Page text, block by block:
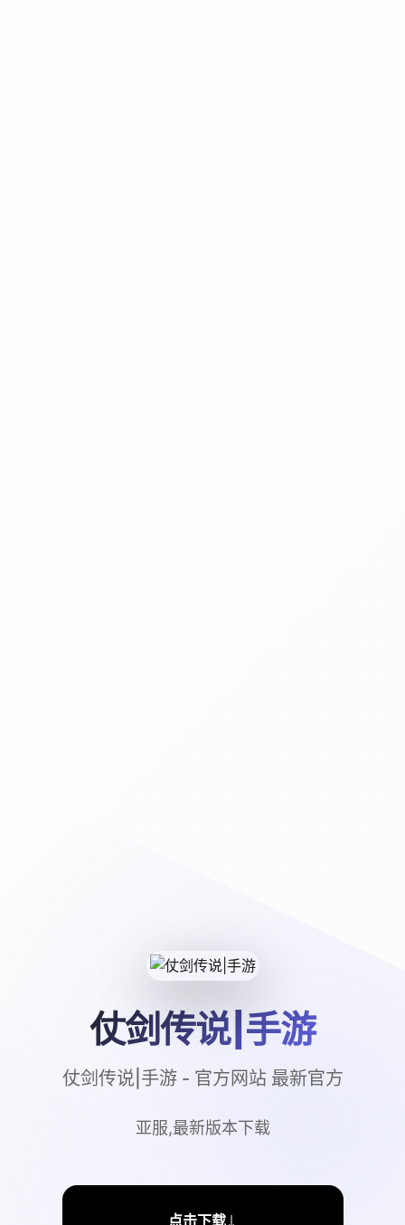
仗剑传说|手游
仗剑传说|手游 - 官方网站 最新官方
亚服,最新版本下载
点击下载↓